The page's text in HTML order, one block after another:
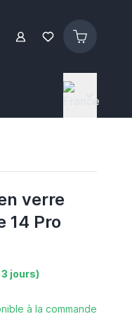
verre
14 Pro
jours)
à la commande